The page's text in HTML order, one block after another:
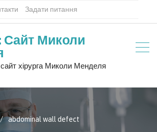
Задати питання
Сайт Миколи
хірурга Миколи Менделя
abdominal wall defect